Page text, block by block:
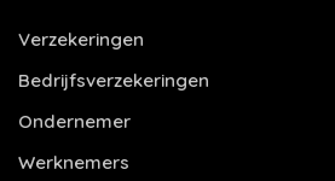
Verzekeringen
Bedrijfsverzekeringen
Ondernemer
Werknemers